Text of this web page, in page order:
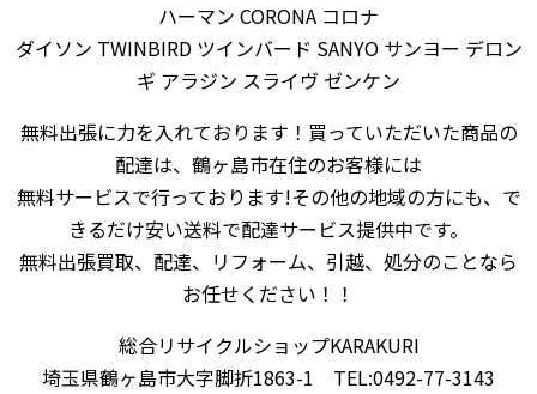
ハーマン CORONA コロナ
ダイソン TWINBIRD ツインバード SANYO サンヨー デロン
ギ アラジン スライヴ ゼンケン
無料出張に力を入れております！買っていただいた商品の
配達は、鶴ヶ島市在住のお客様には
無料サービスで行っております!その他の地域の方にも、で
きるだけ安い送料で配達サービス提供中です。
無料出張買取、配達、リフォーム、引越、処分のことなら
お任せください！！
総合リサイクルショップKARAKURI
埼玉県鶴ヶ島市大字脚折1863-1 TEL:0492-77-3143